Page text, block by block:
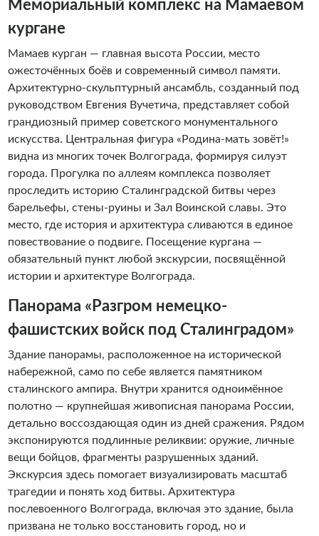
Мемориальный комплекс на Мамаевом
кургане
Мамаев курган — главная высота России, место
ожесточённых боёв и современный символ памяти.
Архитектурно-скульптурный ансамбль, созданный под
руководством Евгения Вучетича, представляет собой
грандиозный пример советского монументального
искусства. Центральная фигура «Родина-мать зовёт!»
видна из многих точек Волгограда, формируя силуэт
города. Прогулка по аллеям комплекса позволяет
проследить историю Сталинградской битвы через
барельефы, стены-руины и Зал Воинской славы. Это
место, где история и архитектура сливаются в единое
повествование о подвиге. Посещение кургана —
обязательный пункт любой экскурсии, посвящённой
истории и архитектуре Волгограда.
Панорама «Разгром немецко-
фашистских войск под Сталинградом»
Здание панорамы, расположенное на исторической
набережной, само по себе является памятником
сталинского ампира. Внутри хранится одноимённое
полотно — крупнейшая живописная панорама России,
детально воссоздающая один из дней сражения. Рядом
экспонируются подлинные реликвии: оружие, личные
вещи бойцов, фрагменты разрушенных зданий.
Экскурсия здесь помогает визуализировать масштаб
трагедии и понять ход битвы. Архитектура
послевоенного Волгограда, включая это здание, была
призвана не только восстановить город, но и